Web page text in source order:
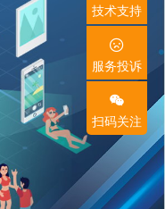
技术支持
服务投诉
扫码关注